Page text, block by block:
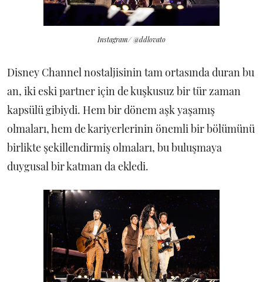
Instagram/ @ddlovato
Disney Channel nostaljisinin tam ortasında duran bu
an, iki eski partner için de kuşkusuz bir tür zaman
kapsülü gibiydi. Hem bir dönem aşk yaşamış
olmaları, hem de kariyerlerinin önemli bir bölümünü
birlikte şekillendirmiş olmaları, bu buluşmaya
duygusal bir katman da ekledi.